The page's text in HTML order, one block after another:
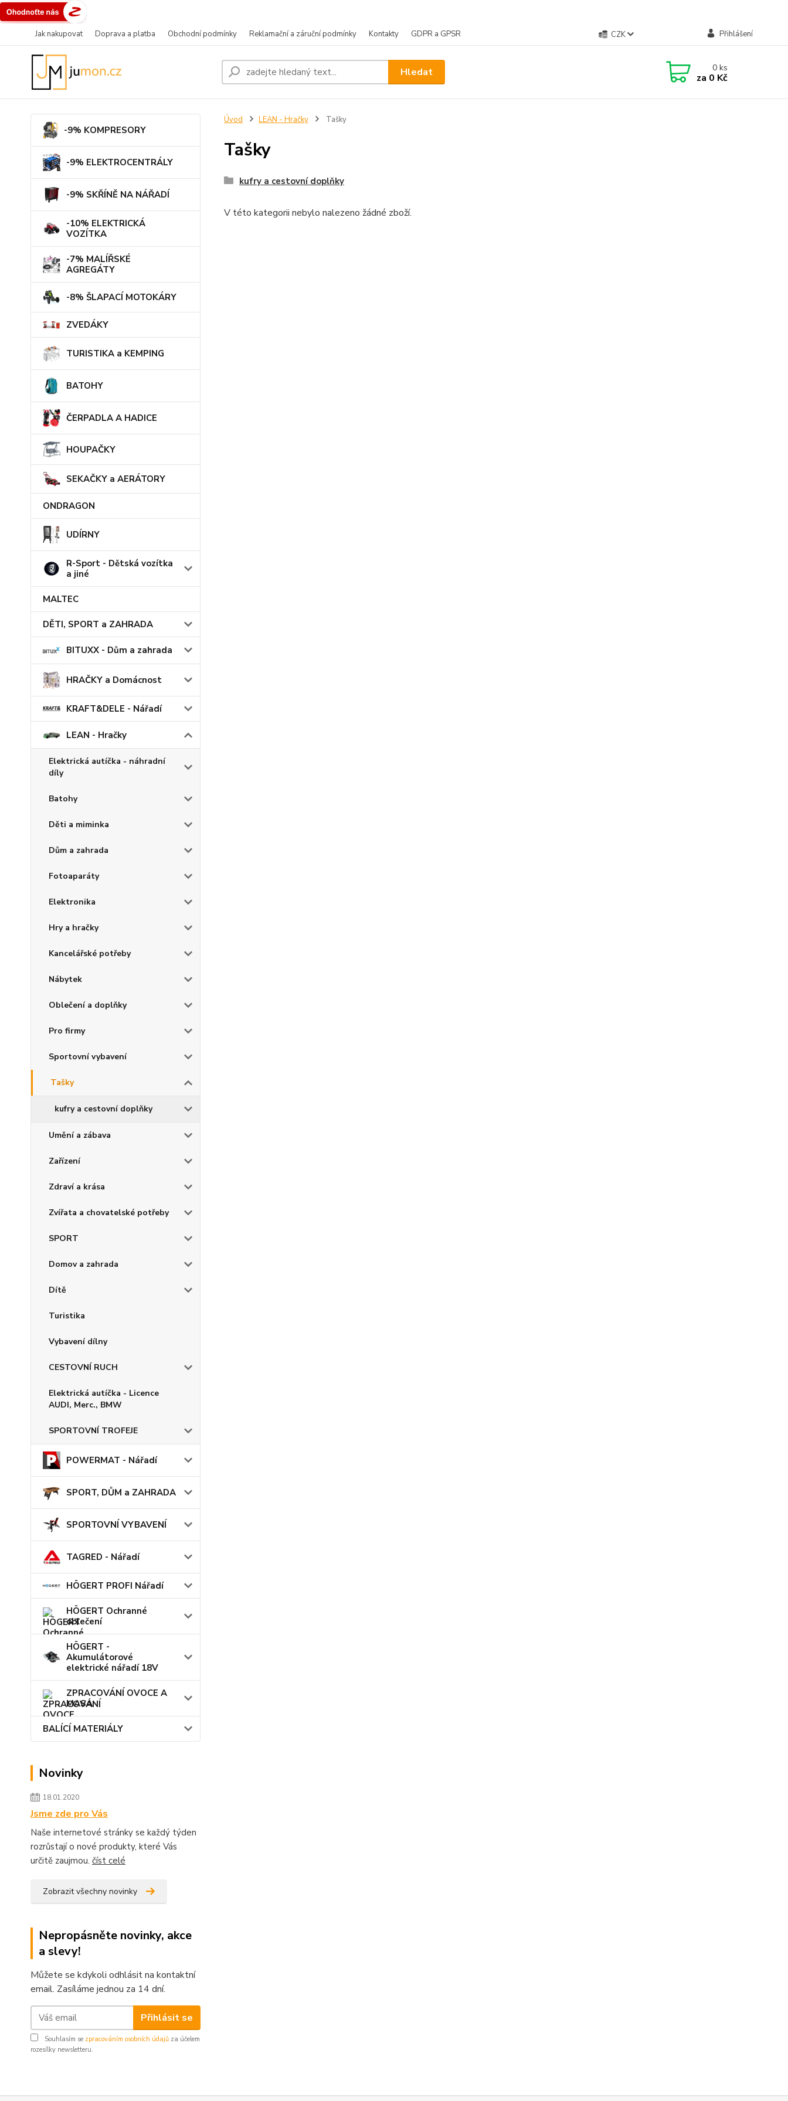
Jak nakupovat Doprava a platba Obchodní podmínky Reklamační a záruční podmínky Kontakty GDPR a GPSR CZK Přihlášení
Hledat 0ks
za 0 Kč
-9% KOMPRESORY
-9% ELEKTROCENTRÁLY
-9% SKŘÍNĚ NA NÁŘADÍ
-10% ELEKTRICKÁ
VOZÍTKA
-7% MALÍŘSKÉ
AGREGÁTY
-8% ŠLAPACÍ MOTOKÁRY
ZVEDÁKY
TURISTIKA a KEMPING
BATOHY
ČERPADLA A HADICE
HOUPAČKY
SEKAČKY a AERÁTORY
ONDRAGON
UDÍRNY
R-Sport - Dětská vozítka
a jiné
MALTEC
DĚTI, SPORT a ZAHRADA
BITUXX - Dům a zahrada
HRAČKY a Domácnost
KRAFT&DELE - Nářadí
LEAN - Hračky
Elektrická autíčka - náhradní
díly
Batohy
Děti a miminka
Dům a zahrada
Fotoaparáty
Elektronika
Hry a hračky
Kancelářské potřeby
Nábytek
Oblečení a doplňky
Pro firmy
Sportovní vybavení
Tašky
kufry a cestovní doplňky
Umění a zábava
Zařízení
Zdraví a krása
Zvířata a chovatelské potřeby
SPORT
Domov a zahrada
Dítě
Turistika
Vybavení dílny
CESTOVNÍ RUCH
Elektrická autíčka - Licence
AUDI, Merc., BMW
SPORTOVNÍ TROFEJE
POWERMAT - Nářadí
SPORT, DŮM a ZAHRADA
SPORTOVNÍ VYBAVENÍ
TAGRED - Nářadí
HÖGERT PROFI Nářadí
HÖGERT Ochranné
oblečení
HÖGERT -
Akumulátorové
elektrické nářadí 18V
ZPRACOVÁNÍ OVOCE A
MASA
BALÍCÍ MATERIÁLY
Novinky
18.01.2020
Jsme zde pro Vás
Naše internetové stránky se každý týden
rozrůstají o nové produkty, které Vás
určitě zaujmou. číst celé
Zobrazit všechny novinky
Nepropásněte novinky, akce
a slevy!
Můžete se kdykoli odhlásit na kontaktní
email. Zasíláme jednou za 14 dní.
Přihlásit se
Souhlasím se zpracováním osobních údajů za účelem
rozesílky newsletteru.
Úvod LEAN - Hračky Tašky
Tašky
kufry a cestovní doplňky
V této kategorii nebylo nalezeno žádné zboží.